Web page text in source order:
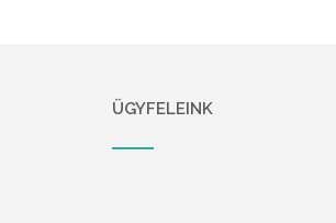
ÜGYFELEINK